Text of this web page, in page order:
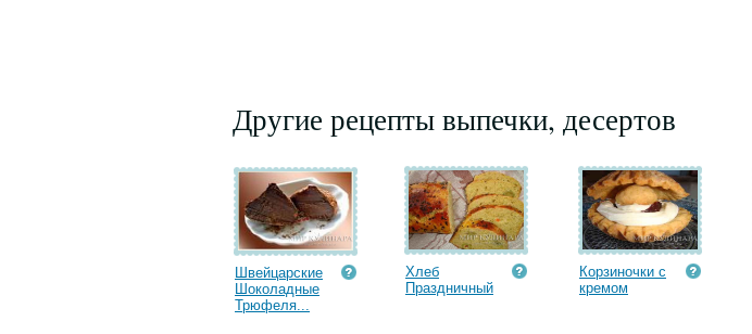
Другие рецепты выпечки, десертов
Швейцарские
Шоколадные
Трюфеля...
Хлеб
Праздничный
Корзиночки с
кремом